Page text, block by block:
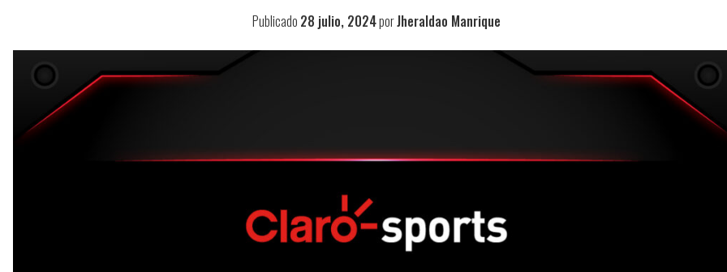
Publicado 28 julio, 2024porJheraldao Manrique